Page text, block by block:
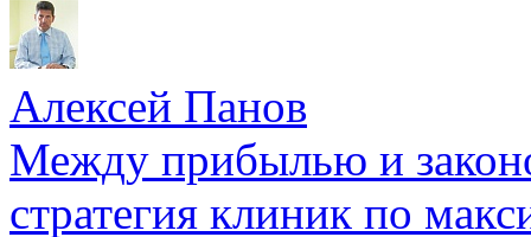
Алексей Панов
Между прибылью и
стратегия клиник по